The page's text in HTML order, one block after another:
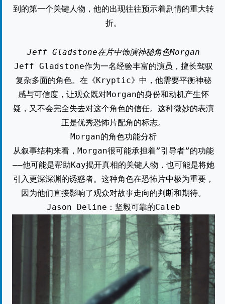
到的第一个关键人物，他的出现往往预示着剧情的重大转
折。
Jeff Gladstone在片中饰演神秘角色Morgan
Jeff Gladstone作为一名经验丰富的演员，擅长驾驭
复杂多面的角色。在《Kryptic》中，他需要平衡神秘
感与可信度，让观众既对Morgan的身份和动机产生怀
疑，又不会完全失去对这个角色的信任。这种微妙的表演
正是优秀恐怖片配角的标志。
Morgan的角色功能分析
从叙事结构来看，Morgan很可能承担着”引导者”的功能
——他可能是帮助Kay揭开真相的关键人物，也可能是将她
引入更深深渊的诱惑者。这种角色在恐怖片中极为重要，
因为他们直接影响了观众对故事走向的判断和期待。
Jason Deline：坚毅可靠的Caleb